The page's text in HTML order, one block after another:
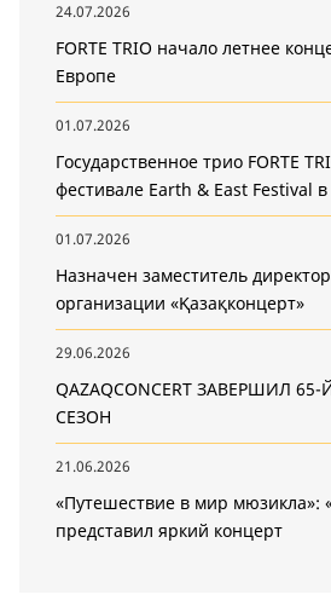
24.07.2026
FORTE TRIO начало летнее
Европе
01.07.2026
Государственное трио FORTE
фестивале Earth & East Festival
01.07.2026
Назначен заместитель
организации «Қазақконцерт»
29.06.2026
QAZAQCONCERT ЗАВЕРШИЛ
СЕЗОН
21.06.2026
«Путешествие в мир мюзикла»:
представил яркий концерт